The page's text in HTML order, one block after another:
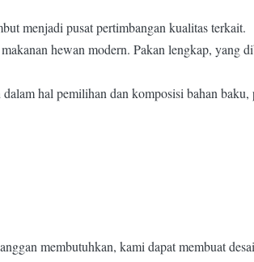
menjadi pusat pertimbangan kualitas terkait.
hewan modern. Pakan lengkap, yang
hal pemilihan dan komposisi bahan
membutuhkan, kami dapat membuat